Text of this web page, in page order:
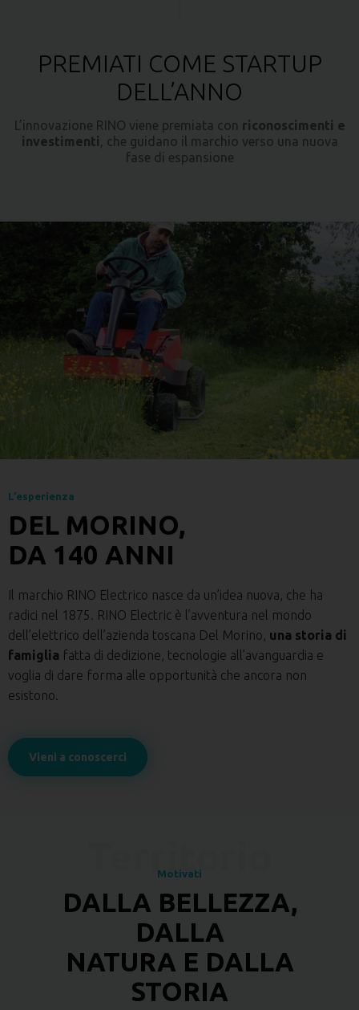
PREMIATI COME STARTUP
DELL’ANNO
L’innovazione RINO viene premiata con riconoscimenti e
investimenti, che guidano il marchio verso una nuova
fase di espansione
L’esperienza
DEL MORINO,
DA 140 ANNI
Il marchio RINO Electrico nasce da un’idea nuova, che ha
radici nel 1875. RINO Electric è l’avventura nel mondo
dell’elettrico dell’azienda toscana Del Morino, una storia di
famiglia fatta di dedizione, tecnologie all’avanguardia e
voglia di dare forma alle opportunità che ancora non
esistono.
Vieni a conoscerci
Motivati
DALLA BELLEZZA,
DALLA
NATURA E DALLA
STORIA